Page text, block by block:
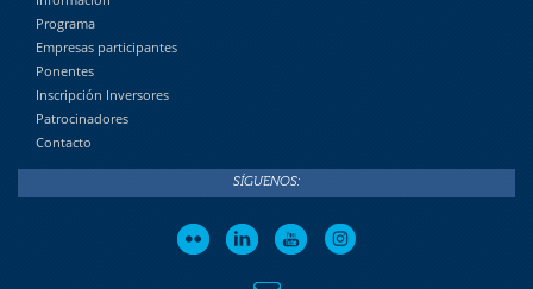
Programa
Empresas participantes
Ponentes
Inscripción Inversores
Patrocinadores
Contacto
SÍGUENOS: